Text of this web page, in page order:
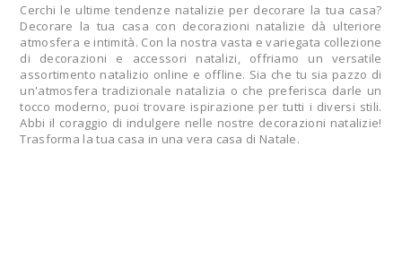
Cerchi le ultime tendenze natalizie per decorare la tua casa?
Decorare la tua casa con decorazioni natalizie dà ulteriore
atmosfera e intimità. Con la nostra vasta e variegata collezione
di decorazioni e accessori natalizi, offriamo un versatile
assortimento natalizio online e offline. Sia che tu sia pazzo di
un'atmosfera tradizionale natalizia o che preferisca darle un
tocco moderno, puoi trovare ispirazione per tutti i diversi stili.
Abbi il coraggio di indulgere nelle nostre decorazioni natalizie!
Trasforma la tua casa in una vera casa di Natale.